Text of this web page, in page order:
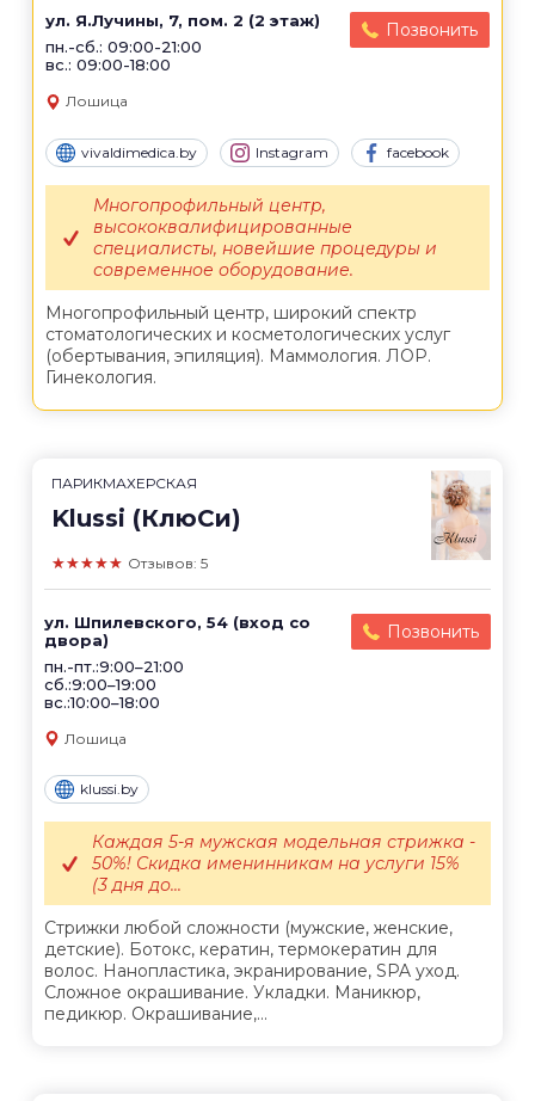
ул. Я.Лучины, 7, пом. 2 (2 этаж)
пн.-сб.: 09:00-21:00
вс.: 09:00-18:00
Позвонить
Лошица
vivaldimedica.by Instagram facebook
Многопрофильный центр, широкий спектр
стоматологических и косметологических услуг
(обертывания, эпиляция). Маммология. ЛОР.
Гинекология.
Многопрофильный центр,
высококвалифицированные
специалисты, новейшие процедуры и
современное оборудование.
ПАРИКМАХЕРСКАЯ
Klussi (КлюСи)
★★★★★ Отзывов: 5
ул. Шпилевского, 54 (вход со
двора)
пн.-пт.:9:00–21:00
сб.:9:00–19:00
вс.:10:00–18:00
Позвонить
Лошица
klussi.by
Стрижки любой сложности (мужские, женские,
детские). Ботокс, кератин, термокератин для
волос. Нанопластика, экранирование, SPA уход.
Сложное окрашивание. Укладки. Маникюр,
педикюр. Окрашивание,...
Каждая 5-я мужская модельная стрижка -
50%! Скидка именинникам на услуги 15%
(3 дня до...